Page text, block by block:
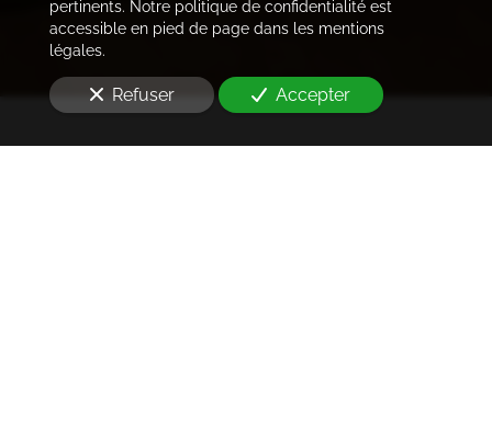
pertinents. Notre politique de confidentialité est
accessible en pied de page dans les mentions
légales.
Refuser Accepter